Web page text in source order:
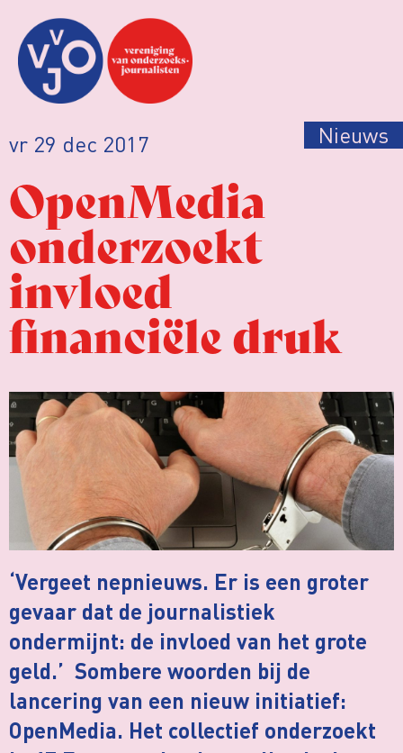
vr 29 dec 2017 Nieuws
OpenMedia
onderzoekt
invloed
financiële druk
‘Vergeet nepnieuws. Er is een groter
gevaar dat de journalistiek
ondermijnt: de invloed van het grote
geld.’ Sombere woorden bij de
lancering van een nieuw initiatief:
OpenMedia. Het collectief onderzoekt